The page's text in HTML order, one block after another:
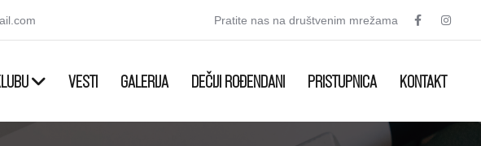
Pratite nas na društvenim mrežama
VESTI GALERIJA DEČIJI ROĐENDANI PRISTUPNICA KONTAKT